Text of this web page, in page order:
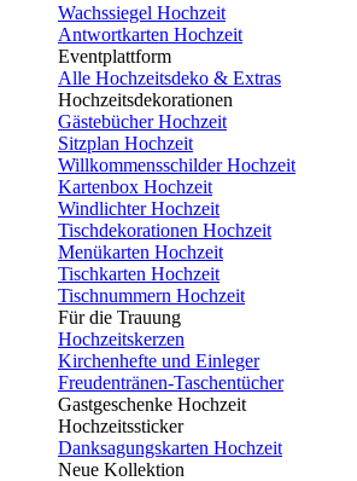
Wachssiegel Hochzeit
Antwortkarten Hochzeit
Eventplattform
Alle Hochzeitsdeko & Extras
Hochzeitsdekorationen
Gästebücher Hochzeit
Sitzplan Hochzeit
Willkommensschilder Hochzeit
Kartenbox Hochzeit
Windlichter Hochzeit
Tischdekorationen Hochzeit
Menükarten Hochzeit
Tischkarten Hochzeit
Tischnummern Hochzeit
Für die Trauung
Hochzeitskerzen
Kirchenhefte und Einleger
Freudentränen-Taschentücher
Gastgeschenke Hochzeit
Hochzeitssticker
Danksagungskarten Hochzeit
Neue Kollektion